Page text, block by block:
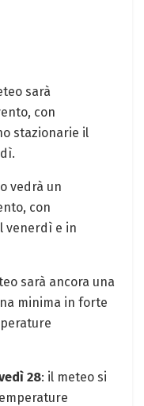
sarà
con
stazionarie il
vedrà un
con
venerdì e in
sarà ancora una
minima in forte
28: il meteo si